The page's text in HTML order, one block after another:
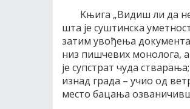
Kњига „Видиш ли да
шта је суштинска
затим увођења
низ пишчевих монолога,
је супстрат чуда
изнад града – учио од
место бацања